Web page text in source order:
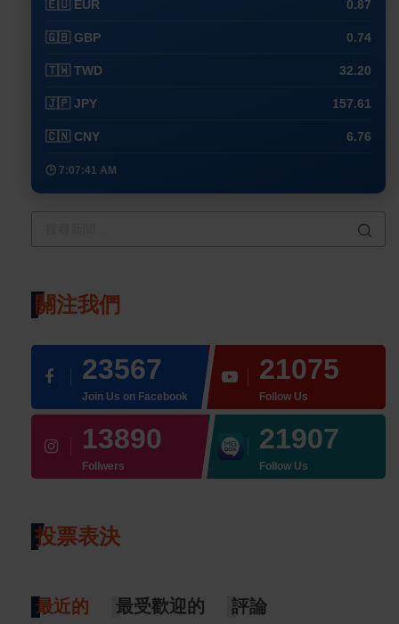
🇪🇺 EUR 0.87
🇬🇧 GBP 0.74
🇹🇼 TWD 32.20
🇯🇵 JPY 157.61
🇨🇳 CNY 6.76
🕒 7:07:41 AM
關注我們
23567
Join Us on Facebook
21075
Follow Us
13890
Follwers
21907
Follow Us
投票表決
最近的 最受歡迎的 評論